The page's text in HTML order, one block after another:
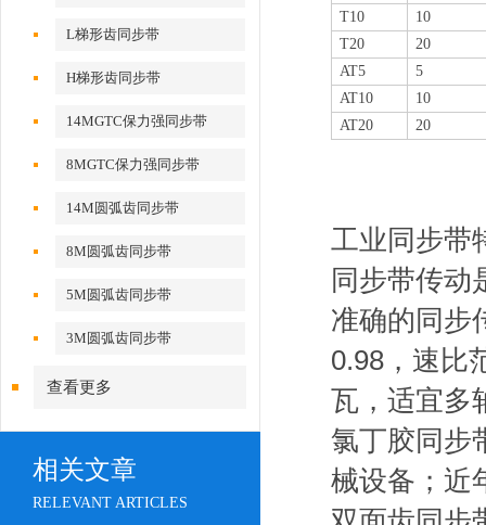
L梯形齿同步带
H梯形齿同步带
14MGTC保力强同步带
8MGTC保力强同步带
14M圆弧齿同步带
8M圆弧齿同步带
5M圆弧齿同步带
3M圆弧齿同步带
查看更多
相关文章
RELEVANT ARTICLES
T10
10
T20
20
AT5
5
AT10
10
AT20
20
工业同步带
同步带传动
准确的同步
0.98，速比
瓦，适宜多
氯丁胶同步
械设备；近